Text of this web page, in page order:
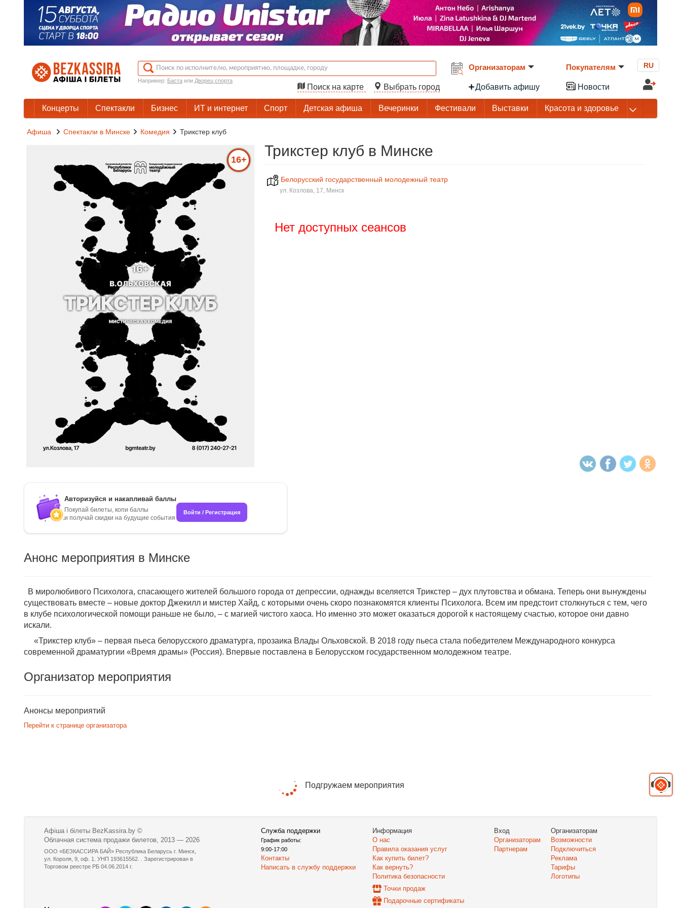
Например: Бастаили Дворец спорта
Поиск на карте Выбрать город
Организаторам
Добавить афишу
Покупателям
Новости
RU
Концерты Спектакли Бизнес ИТ и интернет Спорт Детская афиша Вечеринки Фестивали Выставки Красота и здоровье
Афиша Спектакли в Минске Комедия Трикстер клуб
16+
Трикстер клуб в Минске
Белорусский государственный молодежный театр
ул. Козлова, 17, Минск
Нет доступных сеансов
Авторизуйся и накапливай баллы
Покупай билеты, копи баллы
и получай скидки на будущие события
Войти / Регистрация
Анонс мероприятия в Минске
В миролюбивого Психолога, спасающего жителей большого города от депрессии, однажды вселяется Трикстер – дух плутовства и обмана. Теперь они вынуждены
существовать вместе – новые доктор Джекилл и мистер Хайд, с которыми очень скоро познакомятся клиенты Психолога. Всем им предстоит столкнуться с тем, чего
в клубе психологической помощи раньше не было, – с магией чистого хаоса. Но именно это может оказаться дорогой к настоящему счастью, которое они давно
искали.
«Трикстер клуб» – первая пьеса белорусского драматурга, прозаика Влады Ольховской. В 2018 году пьеса стала победителем Международного конкурса
современной драматургии «Время драмы» (Россия). Впервые поставлена в Белорусском государственном молодежном театре.
Организатор мероприятия
Анонсы мероприятий
Перейти к странице организатора
Подгружаем мероприятия
Афіша і білеты BezKassira.by ©
Облачная система продажи билетов, 2013 — 2026
ООО «БЕЗКАССИРА БАЙ» Республика Беларусь г. Минск,
ул. Короля, 9, оф. 1. УНП 193615562. . Зарегистрирован в
Торговом реестре РБ 04.06.2014 г.
Служба поддержки
График работы:
9:00-17:00
Контакты
Написать в службу поддержки
Информация
О нас
Правила оказания услуг
Как купить билет?
Как вернуть?
Политика безопасности
Точки продаж
Подарочные сертификаты
Вход
Организаторам
Партнерам
Организаторам
Возможности
Подключиться
Реклама
Тарифы
Логотипы